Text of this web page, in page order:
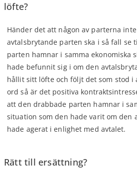
löfte?
Händer det att någon av parterna
avtalsbrytande parten ska i så fall se
parten hamnar i samma ekonomiska
hade befunnit sig i om den
hållit sitt löfte och följt det som stod i
ord så är det positiva
att den drabbade parten hamnar i
situation som den hade varit om den
hade agerat i enlighet med avtalet.
Rätt till ersättning?